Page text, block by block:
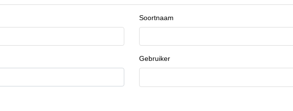
Soortnaam
Gebruiker